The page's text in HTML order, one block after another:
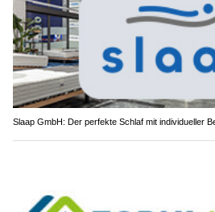
Slaap GmbH: Der perfekte Schlaf mit individueller